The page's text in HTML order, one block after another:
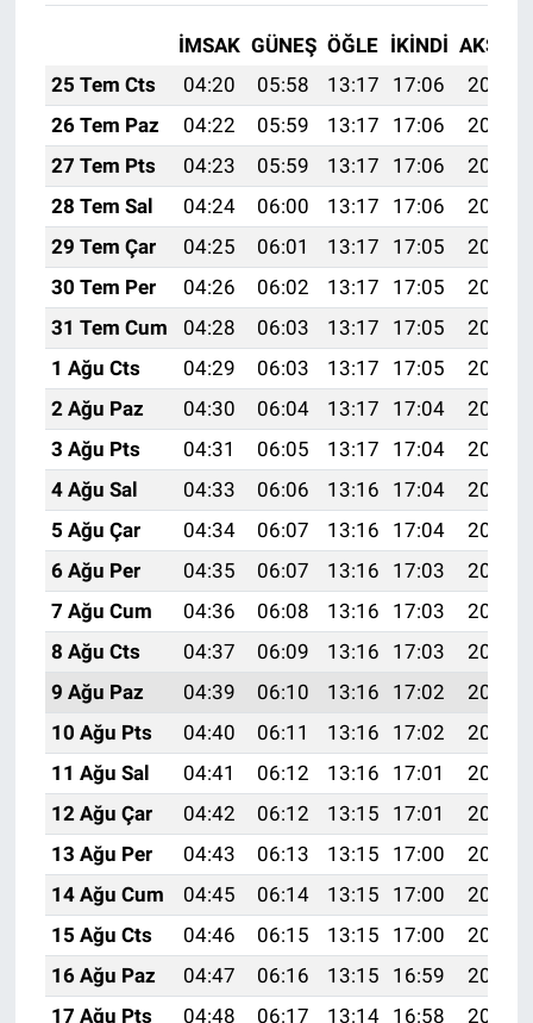
İMSAK GÜNEŞ ÖĞLE İKINDI AKŞAM
25 Tem Cts
04:20 05:58 13:17 17:06
20:26
26 Tem Paz
04:22 05:59 13:17 17:06
20:25
27 Tem Pts
04:23 05:59 13:17 17:06
20:24
28 Tem Sal
04:24 06:00 13:17 17:06
20:24
29 Tem Çar
04:25 06:01 13:17 17:05
20:23
30 Tem Per
04:26 06:02 13:17 17:05
20:22
31 Tem Cum
04:28 06:03 13:17 17:05
20:21
1 Ağu Cts
04:29 06:03 13:17 17:05
20:20
2 Ağu Paz
04:30 06:04 13:17 17:04
20:19
3 Ağu Pts
04:31 06:05 13:17 17:04
20:18
4 Ağu Sal
04:33 06:06 13:16 17:04
20:17
5 Ağu Çar
04:34 06:07 13:16 17:04
20:16
6 Ağu Per
04:35 06:07 13:16 17:03
20:15
7 Ağu Cum
04:36 06:08 13:16 17:03
20:14
8 Ağu Cts
04:37 06:09 13:16 17:03
20:13
9 Ağu Paz
04:39 06:10 13:16 17:02
20:12
10 Ağu Pts
04:40 06:11 13:16 17:02
20:11
11 Ağu Sal
04:41 06:12 13:16 17:01
20:10
12 Ağu Çar
04:42 06:12 13:15 17:01
20:08
13 Ağu Per
04:43 06:13 13:15 17:00
20:07
14 Ağu Cum
04:45 06:14 13:15 17:00
20:06
15 Ağu Cts
04:46 06:15 13:15 17:00
20:05
16 Ağu Paz
04:47 06:16 13:15 16:59
20:04
17 Ağu Pts
04:48 06:17 13:14 16:58
20:02